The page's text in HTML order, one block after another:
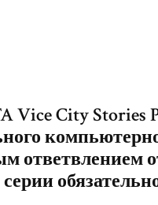
Vice City Stories
ответвлением